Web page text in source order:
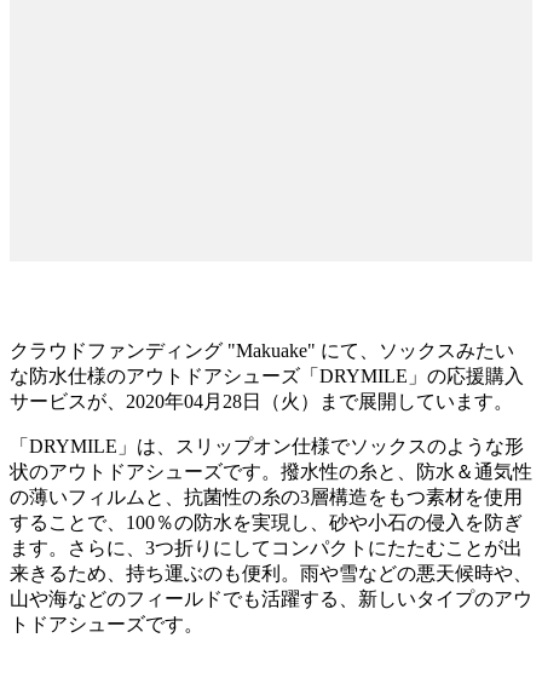
クラウドファンディング "Makuake" にて、ソックスみたい
な防水仕様のアウトドアシューズ「DRYMILE」の応援購入
サービスが、2020年04月28日（火）まで展開しています。
「DRYMILE」は、スリップオン仕様でソックスのような形
状のアウトドアシューズです。撥水性の糸と、防水＆通気性
の薄いフィルムと、抗菌性の糸の3層構造をもつ素材を使用
することで、100％の防水を実現し、砂や小石の侵入を防ぎ
ます。さらに、3つ折りにしてコンパクトにたたむことが出
来きるため、持ち運ぶのも便利。雨や雪などの悪天候時や、
山や海などのフィールドでも活躍する、新しいタイプのアウ
トドアシューズです。